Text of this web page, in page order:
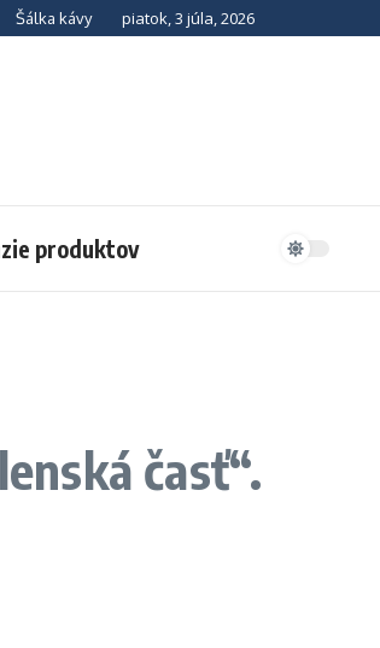
Šálka kávy piatok, 3 júla, 2026
produktov
časť“.